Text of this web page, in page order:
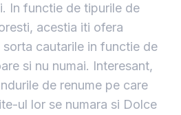
In functie de tipurile de
acestia iti ofera
cautarile in functie de
si nu numai. Interesant,
de renume pe care
ul lor se numara si Dolce